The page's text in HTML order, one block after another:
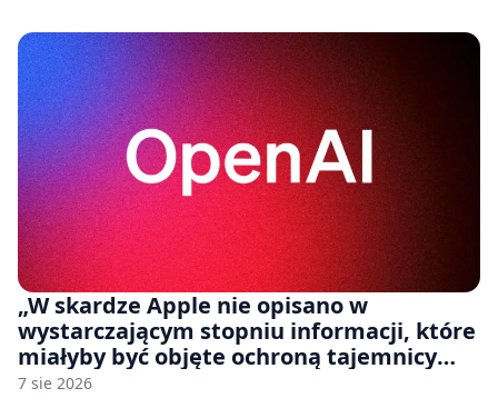
„W skardze Apple nie opisano w
wystarczającym stopniu informacji, które
miałyby być objęte ochroną tajemnicy
handlowej”. OpenAI żąda odrzucenia
7 sie 2026